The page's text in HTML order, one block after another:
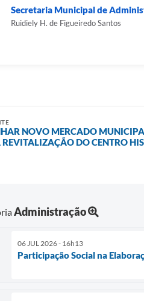
Secretaria Municipal de
Ruidiely H. de Figueiredo Santos
NOVO MERCADO
REVITALIZAÇÃO DO CENTRO
Administração
06 JUL 2026 - 16h13
Participação Social na